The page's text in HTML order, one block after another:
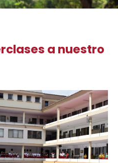
a nuestro